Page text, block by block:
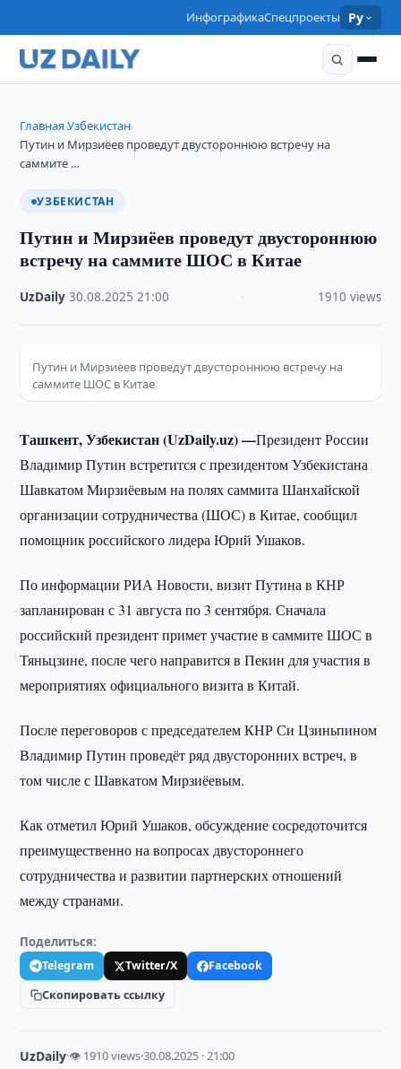
ИнфографикаСпецпроекты Ру
Главная›Узбекистан›
Путин и Мирзиёев проведут двустороннюю встречу на
саммите …
УЗБЕКИСТАН
Путин и Мирзиёев проведут двустороннюю
встречу на саммите ШОС в Китае
UzDaily ·30.08.2025 ·21:00 1910 views
Путин и Мирзиёев проведут двустороннюю встречу на
саммите ШОС в Китае
Ташкент, Узбекистан (UzDaily.uz) —Президент России
Владимир Путин встретится с президентом Узбекистана
Шавкатом Мирзиёевым на полях саммита Шанхайской
организации сотрудничества (ШОС) в Китае, сообщил
помощник российского лидера Юрий Ушаков.
По информации РИА Новости, визит Путина в КНР
запланирован с 31 августа по 3 сентября. Сначала
российский президент примет участие в саммите ШОС в
Тяньцзине, после чего направится в Пекин для участия в
мероприятиях официального визита в Китай.
После переговоров с председателем КНР Си Цзиньпином
Владимир Путин проведёт ряд двусторонних встреч, в
том числе с Шавкатом Мирзиёевым.
Как отметил Юрий Ушаков, обсуждение сосредоточится
преимущественно на вопросах двустороннего
сотрудничества и развитии партнерских отношений
между странами.
Поделиться:
Telegram Twitter/X
Facebook
Скопировать ссылку
UzDaily·👁 1910 views·30.08.2025 · 21:00